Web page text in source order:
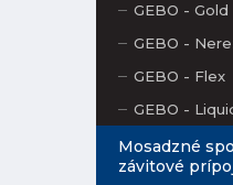
GEBO - Gold
GEBO -
GEBO - Flex
GEBO -
Mosadzné
závitové